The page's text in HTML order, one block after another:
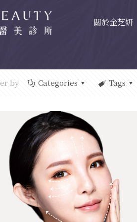
關於金芝妍
by Categories Tags